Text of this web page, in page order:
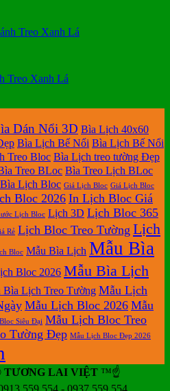
Treo Xanh Lá
Dán Nổi 3D Bìa Lịch 40x60
Bìa Lịch Bế Nổi Bìa Lịch Bế Nổi
Treo Bloc Bìa Lịch treo tường Đẹp
Treo BLoc Bìa Treo Lịch BLoc
Lịch Bloc Giá Lịch Bloc Giá Lịch Bloc
Bloc 2026 In Lịch Bloc Giá
Lịch Bloc Lịch 3D Lịch Bloc 365
Rẻ Lịch Bloc Treo Tường Lịch
Bloc Mẫu Bìa Lịch Mẫu Bìa
Bloc 2026 Mẫu Bìa Lịch
Bìa Lịch Treo Tường Mẫu Lịch
Mẫu Lịch Bloc 2026 Mẫu
Siêu Đại Mẫu Lịch Bloc Treo
Tường Đẹp Mẫu Lịch Bloc Đẹp 2026
TƯƠNG LAI VIỆT ™☝️